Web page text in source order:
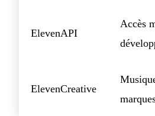
ElevenAPI
Accès
ElevenCreative